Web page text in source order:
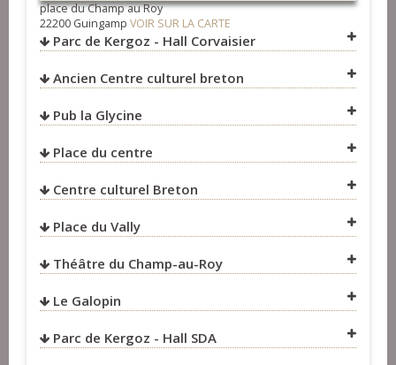
place du Champ au Roy
22200 Guingamp VOIR SUR LA CARTE
Parc de Kergoz - Hall Corvaisier
Ancien Centre culturel breton
Pub la Glycine
Place du centre
Centre culturel Breton
Place du Vally
Théâtre du Champ-au-Roy
Le Galopin
VOIR SUR LA CARTE
Parc de Kergoz - Hall SDA